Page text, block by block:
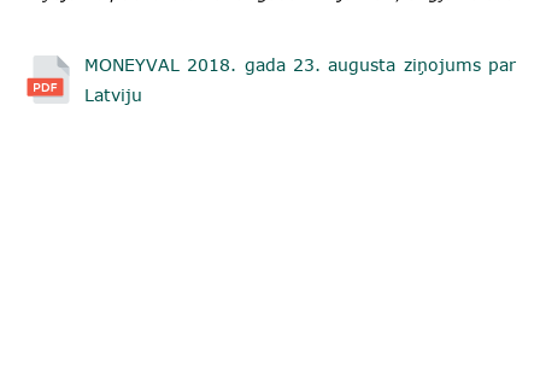
MONEYVAL 2018. gada 23. augusta ziņojums par
Latviju